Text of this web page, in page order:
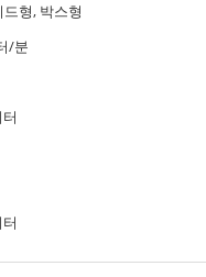
형, 박스형
/분